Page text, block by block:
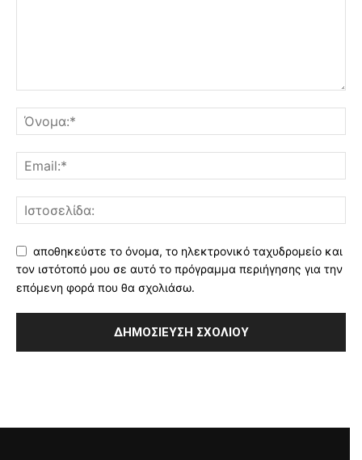
αποθηκεύστε το όνομα, το ηλεκτρονικό ταχυδρομείο και
τον ιστότοπό μου σε αυτό το πρόγραμμα περιήγησης για την
επόμενη φορά που θα σχολιάσω.